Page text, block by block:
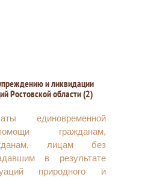
и ликвидации
Ростовской области (2)
единовременной
гражданам,
лицам без
в результате
природного и